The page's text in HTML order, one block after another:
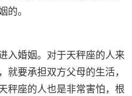
的。
入婚姻。对于天秤座的人来
要承担双方父母的生活，
秤座的人也是非常害怕，根